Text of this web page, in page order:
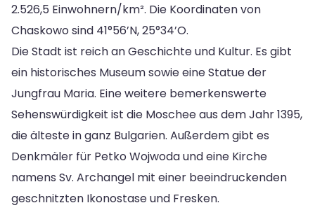
2.526,5 Einwohnern/km². Die Koordinaten von
Chaskowo sind 41°56’N, 25°34’O.
Die Stadt ist reich an Geschichte und Kultur. Es gibt
ein historisches Museum sowie eine Statue der
Jungfrau Maria. Eine weitere bemerkenswerte
Sehenswürdigkeit ist die Moschee aus dem Jahr 1395,
die älteste in ganz Bulgarien. Außerdem gibt es
Denkmäler für Petko Wojwoda und eine Kirche
namens Sv. Archangel mit einer beeindruckenden
geschnitzten Ikonostase und Fresken.